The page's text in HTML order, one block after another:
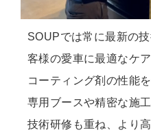
SOUPでは常に最新の
客様の愛車に最適なケ
コーティング剤の性能
専用ブースや精密な施
技術研修も重ね、より